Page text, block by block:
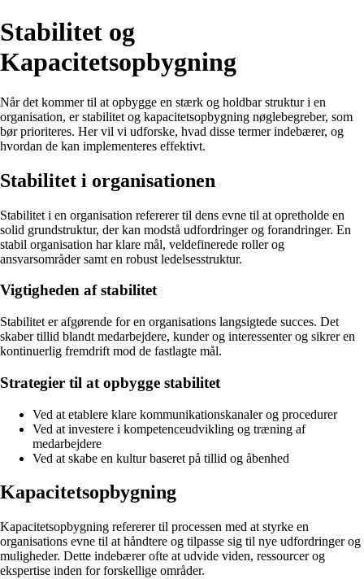
Stabilitet og
Kapacitetsopbygning
Når det kommer til at opbygge en stærk og holdbar struktur i en
organisation, er stabilitet og kapacitetsopbygning nøglebegreber, som
bør prioriteres. Her vil vi udforske, hvad disse termer indebærer, og
hvordan de kan implementeres effektivt.
Stabilitet i organisationen
Stabilitet i en organisation refererer til dens evne til at opretholde en
solid grundstruktur, der kan modstå udfordringer og forandringer. En
stabil organisation har klare mål, veldefinerede roller og
ansvarsområder samt en robust ledelsesstruktur.
Vigtigheden af stabilitet
Stabilitet er afgørende for en organisations langsigtede succes. Det
skaber tillid blandt medarbejdere, kunder og interessenter og sikrer en
kontinuerlig fremdrift mod de fastlagte mål.
Strategier til at opbygge stabilitet
Ved at etablere klare kommunikationskanaler og procedurer
Ved at investere i kompetenceudvikling og træning af
medarbejdere
Ved at skabe en kultur baseret på tillid og åbenhed
Kapacitetsopbygning
Kapacitetsopbygning refererer til processen med at styrke en
organisations evne til at håndtere og tilpasse sig til nye udfordringer og
muligheder. Dette indebærer ofte at udvide viden, ressourcer og
ekspertise inden for forskellige områder.